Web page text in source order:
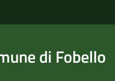
di Fobello